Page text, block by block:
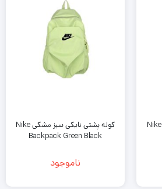
کوله پشتی نایکی زرد لیمویی Nike
کوله پشتی نایکی سبز مشکی Nike
Backpack Green Black
ناموجود